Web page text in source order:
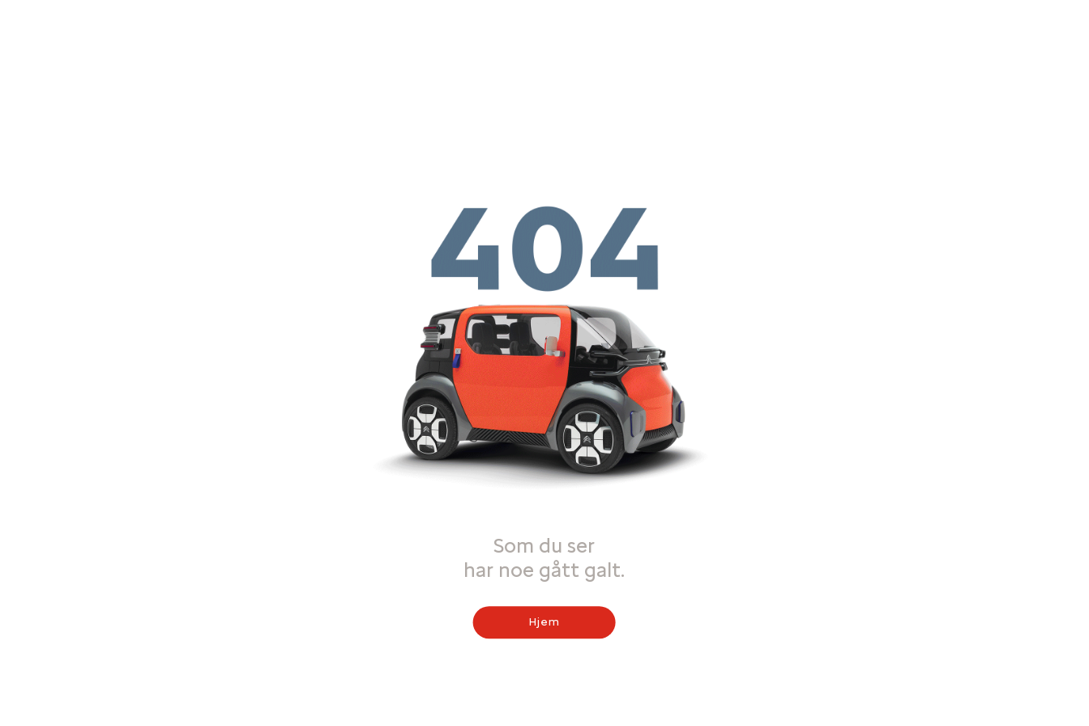
Som du ser
har noe gått galt.
Hjem